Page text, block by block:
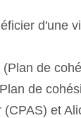
d'une
de
de
et